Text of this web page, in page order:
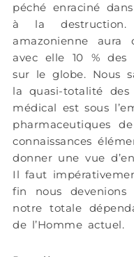
péché enraciné
à la
amazonienne aura
avec elle 10 % des
sur le globe. Nous
la quasi-totalité des
médical est sous
pharmaceutiques
connaissances
donner une vue
Il faut
fin nous
notre totale
de l’Homme actuel.